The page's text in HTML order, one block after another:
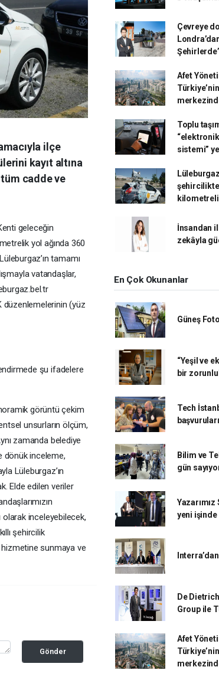
ilçe
kayıt altına
cadde ve
geleceğin
yol ağında 360
tamamı
vatandaşlar,
düzenlemelerinin (yüz
şu ifadelere
görüntü çekim
unsurların ölçüm,
zamanda belediye
dönük inceleme,
Lüleburgaz’ın
Elde edilen veriler
inceleyebilecek,
şehircilik
hizmetine sunmaya ve
Gönder
Çevreye
Afet
Toplu
sistemi”
şehircilikte
İnsandan
zekâyla
En Çok Okunanlar
Güneş
“Yeşil ve
bir
Tech
Bilim ve
gün
yeni işinde
De
Group ile
Afet